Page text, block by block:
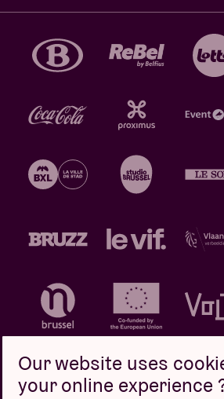
Our website uses
your online experience